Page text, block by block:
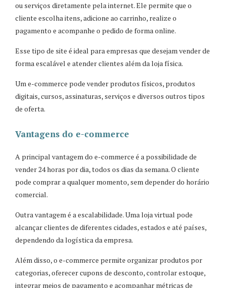
ou serviços diretamente pela internet. Ele permite que o
cliente escolha itens, adicione ao carrinho, realize o
pagamento e acompanhe o pedido de forma online.
Esse tipo de site é ideal para empresas que desejam vender de
forma escalável e atender clientes além da loja física.
Um e-commerce pode vender produtos físicos, produtos
digitais, cursos, assinaturas, serviços e diversos outros tipos
de oferta.
Vantagens do e-commerce
A principal vantagem do e-commerce é a possibilidade de
vender 24 horas por dia, todos os dias da semana. O cliente
pode comprar a qualquer momento, sem depender do horário
comercial.
Outra vantagem é a escalabilidade. Uma loja virtual pode
alcançar clientes de diferentes cidades, estados e até países,
dependendo da logística da empresa.
Além disso, o e-commerce permite organizar produtos por
categorias, oferecer cupons de desconto, controlar estoque,
integrar meios de pagamento e acompanhar métricas de